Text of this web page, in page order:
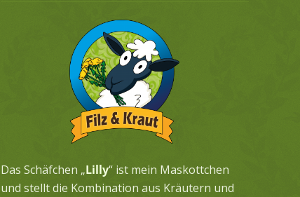
Das Schäfchen „Lilly“ ist mein Maskottchen
und stellt die Kombination aus Kräutern und